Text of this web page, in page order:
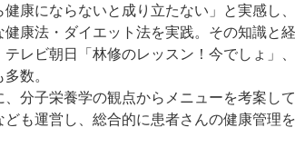
健康にならないと成り立たない」と実感し
健康法・ダイエット法を実践。その知識と
テレビ朝日「林修のレッスン！今でしょ」
数。
、分子栄養学の観点からメニューを考案し
ども運営し、総合的に患者さんの健康管理